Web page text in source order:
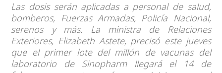
Las dosis serán aplicadas a personal de salud,
bomberos, Fuerzas Armadas, Policía Nacional,
serenos y más. La ministra de Relaciones
Exteriores, Elizabeth Astete, precisó este jueves
que el primer lote del millón de vacunas del
laboratorio de Sinopharm llegará el 14 de